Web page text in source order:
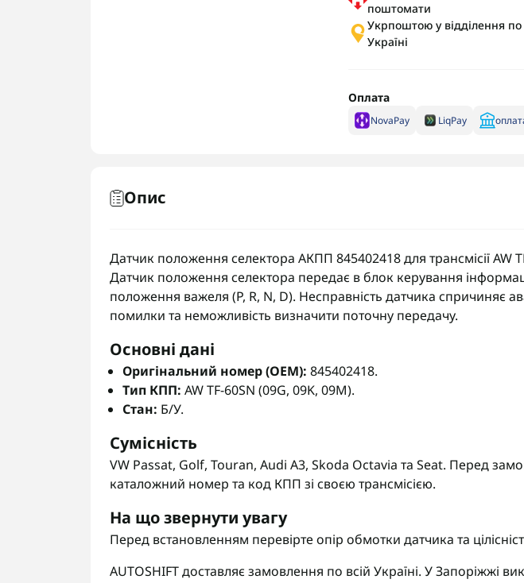
поштомати
Укрпоштою у відділення по
Україні
Оплата
NovaPay LiqPay
Опис
Датчик положення селектора АКПП 845402418 для трансмісії AW
Датчик положення селектора передає в блок керування
положення важеля (P, R, N, D). Несправність датчика спричиняє
помилки та неможливість визначити поточну передачу.
Основні дані
Оригінальний номер (OEM): 845402418.
Тип КПП: AW TF-60SN (09G, 09K, 09M).
Стан: Б/У.
Сумісність
VW Passat, Golf, Touran, Audi A3, Skoda Octavia та Seat. Перед
каталожний номер та код КПП зі своєю трансмісією.
На що звернути увагу
Перед встановленням перевірте опір обмотки датчика та
AUTOSHIFT доставляє замовлення по всій Україні. У Запоріжжі